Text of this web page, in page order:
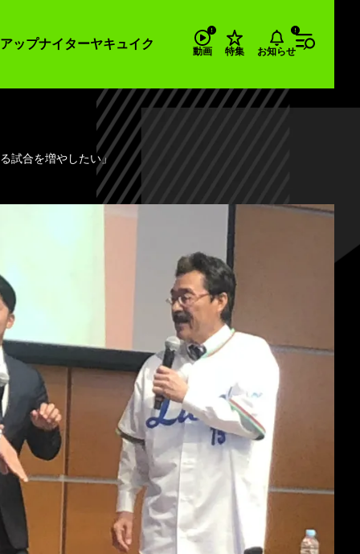
ップナイターヤキュイク
動画 特集 お知らせ
試合を増やしたい」